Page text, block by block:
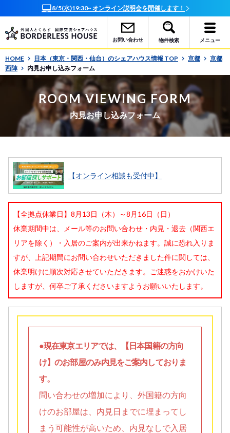
8/5(水)19:30~ オンライン説明会を開催します！
お問い合わせ 物件検索 メニュー
HOME 日本（東京・関西・仙台）のシェアハウス情報 TOP 京都
京都
西陣
内見お申し込みフォーム
ROOM VIEWING FORM
内見お申し込みフォーム
【オンライン相談も受付中】
【全拠点休業日】8月13日（木）～8月16日（日）
休業期間中は、メール等のお問い合わせ・内見・退去（関西エ
リアを除く）・入居のご案内が出来かねます。誠に恐れ入りま
すが、上記期間にお問い合わせいただきました件に関しては、
休業明けに順次対応させていただきます。ご迷惑をおかけいた
しますが、何卒ご了承くださいますようお願いいたします。
●現在東京エリアでは、【日本国籍の方向
け】のお部屋のみ内見をご案内しておりま
す。
問い合わせの増加により、外国籍の方向
けのお部屋は、内見日までに埋まってし
まう可能性が高いため、内見なしで入居